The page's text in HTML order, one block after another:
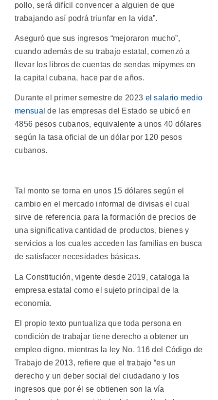
pollo, será difícil convencer a alguien de que
trabajando así podrá triunfar en la vida”.
Aseguró que sus ingresos “mejoraron mucho”,
cuando además de su trabajo estatal, comenzó a
llevar los libros de cuentas de sendas mipymes en
la capital cubana, hace par de años.
Durante el primer semestre de 2023 el salario medio
mensual de las empresas del Estado se ubicó en
4856 pesos cubanos, equivalente a unos 40 dólares
según la tasa oficial de un dólar por 120 pesos
cubanos.
Tal monto se torna en unos 15 dólares según el
cambio en el mercado informal de divisas el cual
sirve de referencia para la formación de precios de
una significativa cantidad de productos, bienes y
servicios a los cuales acceden las familias en busca
de satisfacer necesidades básicas.
La Constitución, vigente desde 2019, cataloga la
empresa estatal como el sujeto principal de la
economía.
El propio texto puntualiza que toda persona en
condición de trabajar tiene derecho a obtener un
empleo digno, mientras la ley No. 116 del Código de
Trabajo de 2013, refiere que el trabajo “es un
derecho y un deber social del ciudadano y los
ingresos que por él se obtienen son la vía